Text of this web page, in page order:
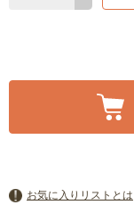
お気に入りリストとは